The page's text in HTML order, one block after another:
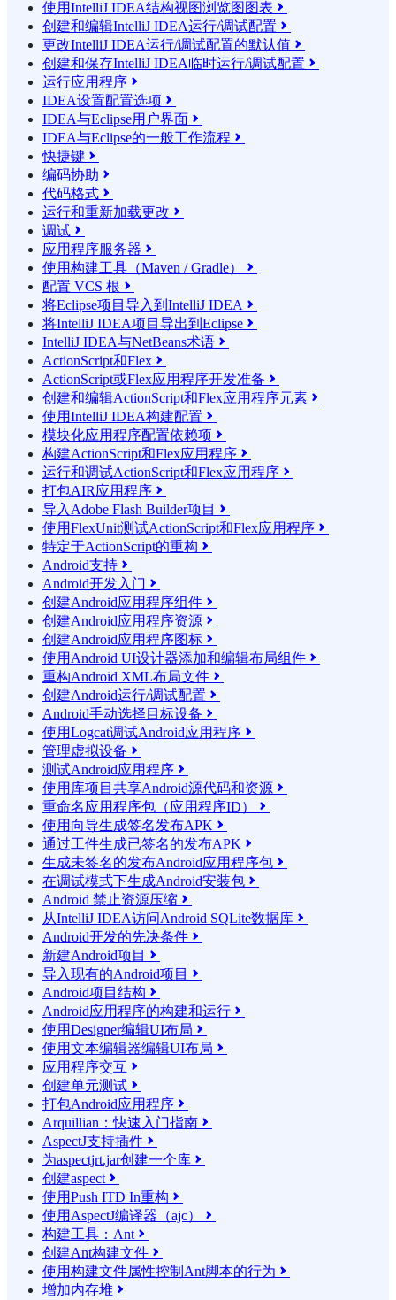
使用IntelliJ IDEA结构视图浏览图图表 
创建和编辑IntelliJ IDEA运行/调试配置 
更改IntelliJ IDEA运行/调试配置的默认值 
创建和保存IntelliJ IDEA临时运行/调试配置 
运行应用程序 
IDEA设置配置选项 
IDEA与Eclipse用户界面 
IDEA与Eclipse的一般工作流程 
快捷键 
编码协助 
代码格式 
运行和重新加载更改 
调试 
应用程序服务器 
使用构建工具（Maven / Gradle） 
配置 VCS 根 
将Eclipse项目导入到IntelliJ IDEA 
将IntelliJ IDEA项目导出到Eclipse 
IntelliJ IDEA与NetBeans术语 
ActionScript和Flex 
ActionScript或Flex应用程序开发准备 
创建和编辑ActionScript和Flex应用程序元素 
使用IntelliJ IDEA构建配置 
模块化应用程序配置依赖项 
构建ActionScript和Flex应用程序 
运行和调试ActionScript和Flex应用程序 
打包AIR应用程序 
导入Adobe Flash Builder项目 
使用FlexUnit测试ActionScript和Flex应用程序 
特定于ActionScript的重构 
Android支持 
Android开发入门 
创建Android应用程序组件 
创建Android应用程序资源 
创建Android应用程序图标 
使用Android UI设计器添加和编辑布局组件 
重构Android XML布局文件 
创建Android运行/调试配置 
Android手动选择目标设备 
使用Logcat调试Android应用程序 
管理虚拟设备 
测试Android应用程序 
使用库项目共享Android源代码和资源 
重命名应用程序包（应用程序ID） 
使用向导生成签名发布APK 
通过工件生成已签名的发布APK 
生成未签名的发布Android应用程序包 
在调试模式下生成Android安装包 
Android 禁止资源压缩 
从IntelliJ IDEA访问Android SQLite数据库 
Android开发的先决条件 
新建Android项目 
导入现有的Android项目 
Android项目结构 
Android应用程序的构建和运行 
使用Designer编辑UI布局 
使用文本编辑器编辑UI布局 
应用程序交互 
创建单元测试 
打包Android应用程序 
Arquillian：快速入门指南 
AspectJ支持插件 
为aspectjrt.jar创建一个库 
创建aspect 
使用Push ITD In重构 
使用AspectJ编译器（ajc） 
构建工具：Ant 
创建Ant构建文件 
使用构建文件属性控制Ant脚本的行为 
增加内存堆 